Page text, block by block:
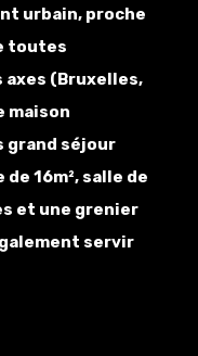
urbain, proche
toutes
axes (Bruxelles,
maison
grand séjour
16m², salle de
et une grenier
servir